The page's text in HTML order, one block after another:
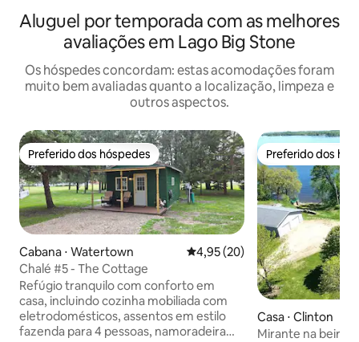
Aluguel por temporada com as melhores
avaliações em Lago Big Stone
Os hóspedes concordam: estas acomodações foram
muito bem avaliadas quanto a localização, limpeza e
outros aspectos.
Preferido dos hóspedes
Preferido dos hóspedes
Cabana ⋅ Watertown 4,95 de uma avaliação média
4,95 (20)
Chalé #5 - The Cottage
Refúgio tranquilo com conforto em
casa, incluindo cozinha mobiliada com
eletrodomésticos, assentos em estilo
fazenda para 4 pessoas, namoradeira
Preferido dos
Preferido dos
Casa ⋅ Clinton
Mirante na beira